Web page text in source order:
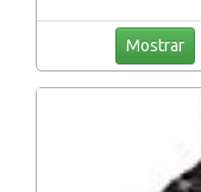
Mostrar